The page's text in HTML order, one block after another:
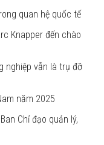
quan hệ quốc tế
Knapper đến chào
nghiệp vẫn là trụ đỡ
năm 2025
Chỉ đạo quản lý,